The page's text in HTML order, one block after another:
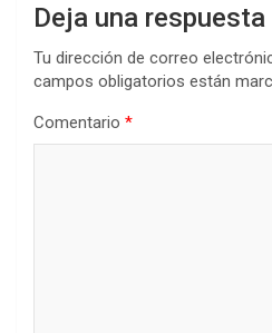
Deja una respuesta
Tu dirección de correo
campos obligatorios están
Comentario *